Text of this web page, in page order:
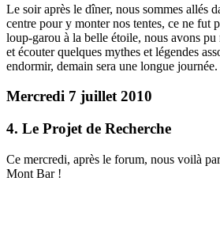
Le soir après le dîner, nous sommes allés
centre pour y monter nos tentes, ce ne fut
loup-garou à la belle étoile, nous avons pu
et écouter quelques mythes et légendes
endormir, demain sera une longue journée.
Mercredi 7 juillet 2010
4. Le Projet de Recherche
Ce mercredi, après le forum, nous voilà
Mont Bar !